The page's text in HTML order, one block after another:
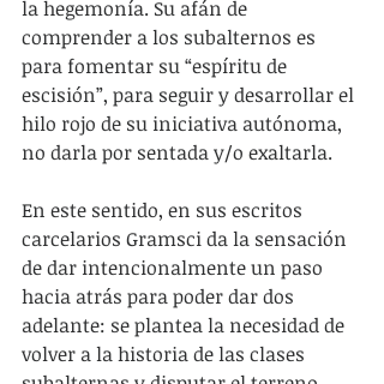
la hegemonía. Su afán de
comprender a los subalternos es
para fomentar su “espíritu de
escisión”, para seguir y desarrollar el
hilo rojo de su iniciativa autónoma,
no darla por sentada y/o exaltarla.
En este sentido, en sus escritos
carcelarios Gramsci da la sensación
de dar intencionalmente un paso
hacia atrás para poder dar dos
adelante: se plantea la necesidad de
volver a la historia de las clases